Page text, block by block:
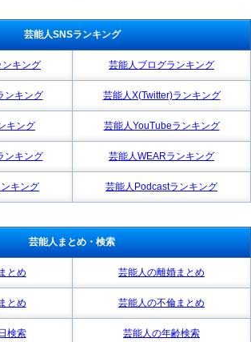
芸能人SNSランキング
キング 芸能人ブログランキング
ンキング 芸能人X(Twitter)ランキング
キング 芸能人YouTubeランキング
ンキング 芸能人WEARランキング
キング 芸能人Podcastランキング
芸能人まとめ・検索
とめ 芸能人の離婚まとめ
とめ 芸能人の不倫まとめ
検索 芸能人の年齢検索